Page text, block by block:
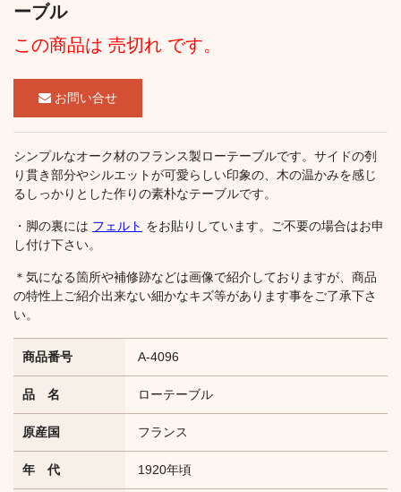
ーブル
この商品は 売切れ です。
お問い合せ
シンプルなオーク材のフランス製ローテーブルです。サイドの刳
り貫き部分やシルエットが可愛らしい印象の、木の温かみを感じ
るしっかりとした作りの素朴なテーブルです。
・脚の裏には フェルト をお貼りしています。ご不要の場合はお申
し付け下さい。
＊気になる箇所や補修跡などは画像で紹介しておりますが、商品
の特性上ご紹介出来ない細かなキズ等があります事をご了承下さ
い。
商品番号 A-4096
品 名 ローテーブル
原産国 フランス
年 代 1920年頃